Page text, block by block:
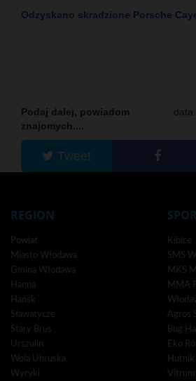
Odzyskano skradzione Porsche
data
Podaj dalej, powiadom
znajomych....
Tweet
REGION
Powiat
Miasto Włodawa
Gmina Włodawa
Hanna
Hańsk
Sławatycze
Stary Brus
Urszulin
Wola Uhruska
Wyryki
Kibice
SMS
MKS
MMA
Agros
Bug
Eko
Vitrum